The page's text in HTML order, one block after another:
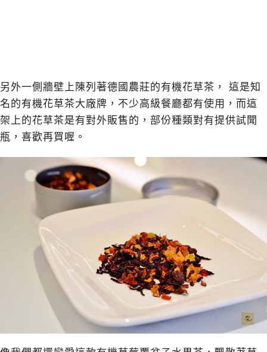
另外一側牆壁上陳列著德國農莊的有機花草茶， 這是知
名的有機花草茶大廠牌，不少高級餐廳都有使用，而這
架上的花草茶是有對外販售的，部份種類對有提供試聞
瓶，喜歡再買喔。